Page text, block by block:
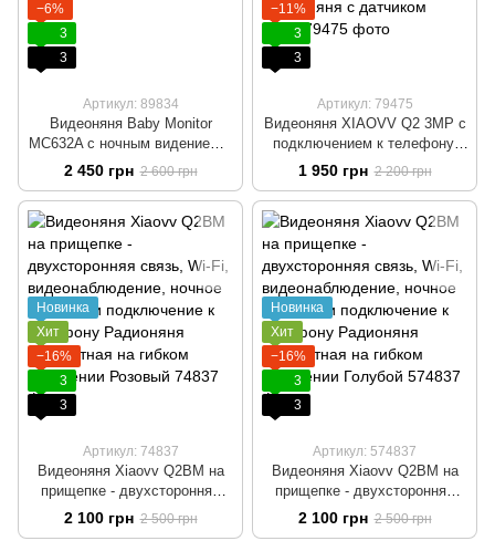
−6%
3
3
Артикул: 89834
Видеоняня Baby Monitor
MC632A с ночным видением и
двусторонним аудио
Беспроводная детская
радионяня Камера + Дисплей
2 450 грн 2 600 грн
−11%
3
3
Артикул: 79475
Видеоняня XIAOVV Q2 3MP с
подключением к телефону,
Wi-Fi, двусторонней связью,
видеонаблюдением и ночным
видением Радионяня с
датчиком звука
1 950 грн 2 200 грн
Новинка
Хит
−16%
3
3
Артикул: 74837
Видеоняня Xiaovv Q2BM на
прищепке - двухсторонняя
связь, Wi-Fi,
видеонаблюдение, ночное
2 100 грн 2 500 грн
Новинка
Хит
−16%
3
3
Артикул: 574837
Видеоняня Xiaovv Q2BM на
прищепке - двухсторонняя
связь, Wi-Fi,
видеонаблюдение, ночное
2 100 грн 2 500 грн